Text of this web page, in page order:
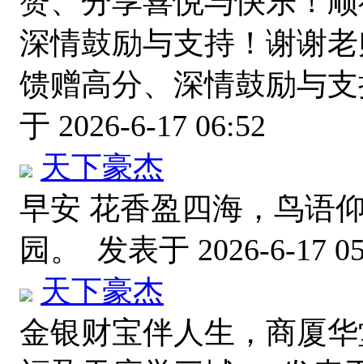
深情鼓励与支持！谢谢
馈赠高分、深情鼓励与
于 2026-6-17 06:52
天下豪杰
早安 花香盈四海，鸟语
园。 发表于 2026-6-17
天下豪杰
金银财宝伴人生，商厦